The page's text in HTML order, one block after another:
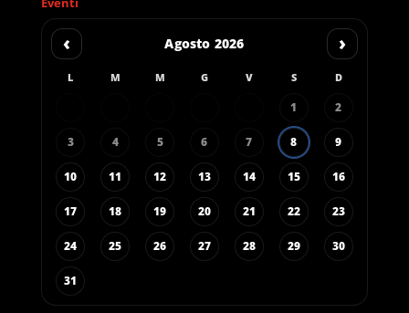
‹ Agosto 2026 ›
L M M G V S D
1 2
3 4 5 6 7 8 9
10 11 12 13 14 15 16
17 18 19 20 21 22 23
24 25 26 27 28 29 30
31